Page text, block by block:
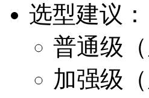
选型建议：
普通级
加强级